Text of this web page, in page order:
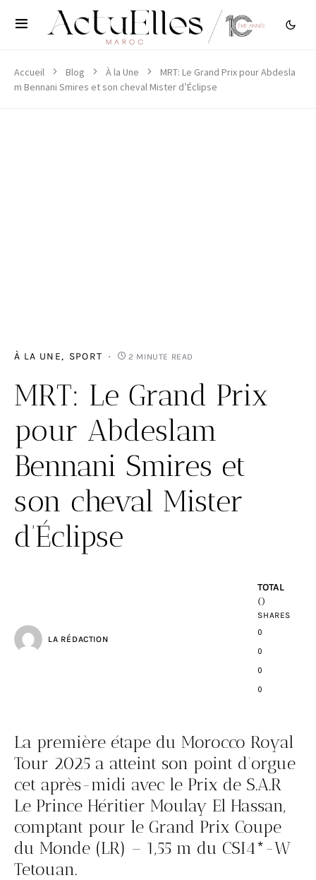
Accueil Blog À la Une
MRT: Le Grand Prix pour Abdesla
m Bennani Smires et son cheval Mister d’Éclipse
À LA UNE SPORT 2 MINUTE READ
MRT: Le Grand Prix
pour Abdeslam
Bennani Smires et
son cheval Mister
d’Éclipse
LA RÉDACTION
TOTAL
0
SHARES
0
0
0
0
La première étape du Morocco Royal
Tour 2025 a atteint son point d’orgue
cet après-midi avec le Prix de S.A.R
Le Prince Héritier Moulay El Hassan,
comptant pour le Grand Prix Coupe
du Monde (LR) – 1,55 m du CSI4*-W
Tetouan.